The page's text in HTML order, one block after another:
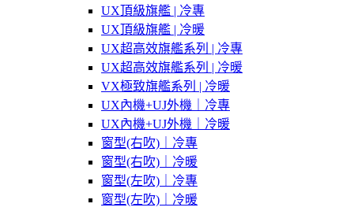
UX頂級旗艦 | 冷專
UX頂級旗艦 | 冷暖
UX超高效旗艦系列 | 冷專
UX超高效旗艦系列 | 冷暖
VX極致旗艦系列 | 冷暖
UX內機+UJ外機｜冷專
UX內機+UJ外機｜冷暖
窗型(右吹)｜冷專
窗型(右吹)｜冷暖
窗型(左吹)｜冷專
窗型(左吹)｜冷暖